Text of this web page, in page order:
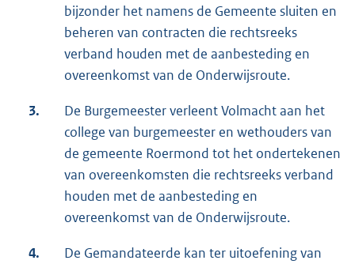
bijzonder het namens de Gemeente sluiten en
beheren van contracten die rechtsreeks
verband houden met de aanbesteding en
overeenkomst van de Onderwijsroute.
3.
De Burgemeester verleent Volmacht aan het
college van burgemeester en wethouders van
de gemeente Roermond tot het ondertekenen
van overeenkomsten die rechtsreeks verband
houden met de aanbesteding en
overeenkomst van de Onderwijsroute.
4.
De Gemandateerde kan ter uitoefening van